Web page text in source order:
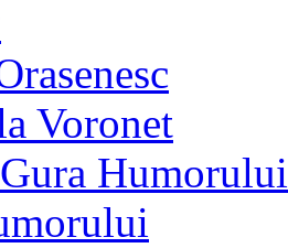
Voronet
Humorului